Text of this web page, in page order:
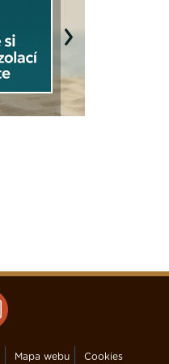
Next
Mapa webu Cookies